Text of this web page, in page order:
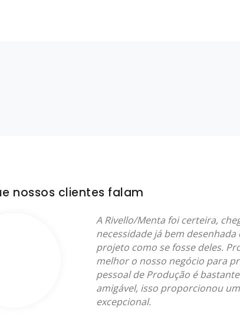
nossos clientes falam
A Rivello/Menta foi certeira,
necessidade já bem
projeto como se fosse deles.
melhor o nosso negócio para
pessoal de Produção é
amigável, isso proporcionou
excepcional.